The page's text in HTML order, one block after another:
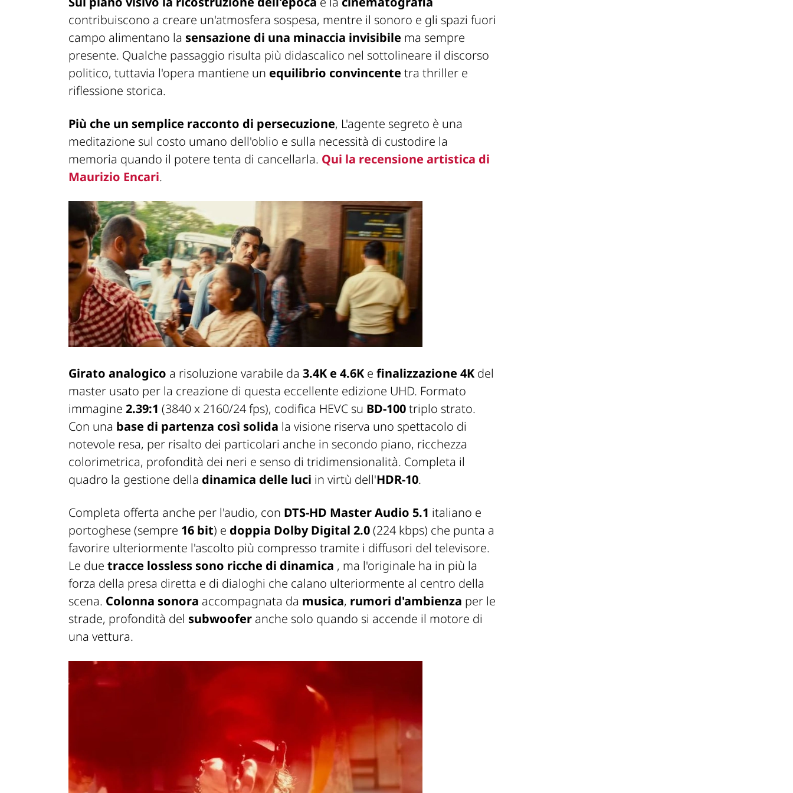
contribuiscono a creare un'atmosfera sospesa, mentre il sonoro e gli spazi fuori
campo alimentano la sensazione di una minaccia invisibile ma sempre
presente. Qualche passaggio risulta più didascalico nel sottolineare il discorso
politico, tuttavia l'opera mantiene un equilibrio convincente tra thriller e
riflessione storica.
Più che un semplice racconto di persecuzione, L'agente segreto è una
meditazione sul costo umano dell'oblio e sulla necessità di custodire la
memoria quando il potere tenta di cancellarla. Qui la recensione artistica di
Maurizio Encari.
Girato analogico a risoluzione varabile da 3.4K e 4.6K e finalizzazione 4K del
master usato per la creazione di questa eccellente edizione UHD. Formato
immagine 2.39:1 (3840 x 2160/24 fps), codifica HEVC su BD-100triplo strato.
Con una base di partenza così solida la visione riserva uno spettacolo di
notevole resa, per risalto dei particolari anche in secondo piano, ricchezza
colorimetrica, profondità dei neri e senso di tridimensionalità. Completa il
quadro la gestione della dinamica delle luci in virtù dell'HDR-10.
Completa offerta anche per l'audio, con DTS-HD Master Audio 5.1 italiano e
portoghese (sempre 16 bit) e doppia Dolby Digital 2.0(224 kbps) che punta a
favorire ulteriormente l'ascolto più compresso tramite i diffusori del televisore.
Le due tracce lossless sono ricche di dinamica , ma l'originale ha in più la
forza della presa diretta e di dialoghi che calano ulteriormente al centro della
scena. Colonna sonora accompagnata da musica, rumori d'ambienza per le
strade, profondità del subwoofer anche solo quando si accende il motore di
una vettura.